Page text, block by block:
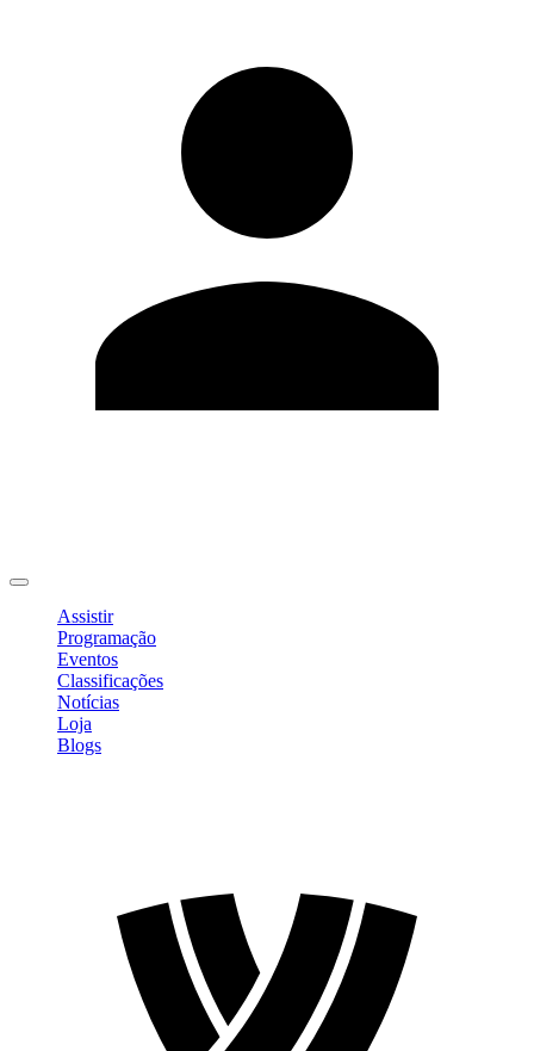
Assistir
Programação
Eventos
Classificações
Notícias
Loja
Blogs